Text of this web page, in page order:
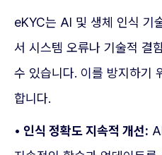
eKYC는 AI 및 생체 인식 기
서 시스템 오류나 기술적 결
수 있습니다. 이를 방지하기
합니다.
• 인식 정확도 지속적 개선: